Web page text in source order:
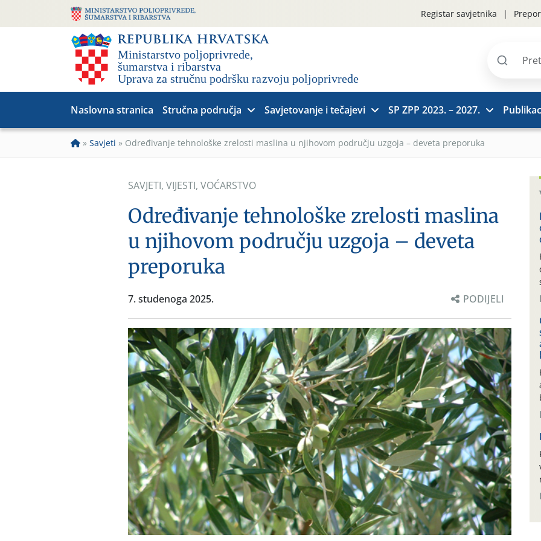
Registar savjetnika
Pretraži
Naslovna stranica Stručna područja Savjetovanje i tečajevi SP ZPP 2023. – 2027.
» Savjeti » Određivanje tehnološke zrelosti maslina u njihovom području uzgoja – deveta preporuka
SAVJETI, VIJESTI, VOĆARSTVO
Određivanje tehnološke zrelosti maslina
u njihovom području uzgoja – deveta
preporuka
7. studenoga 2025. PODIJELI